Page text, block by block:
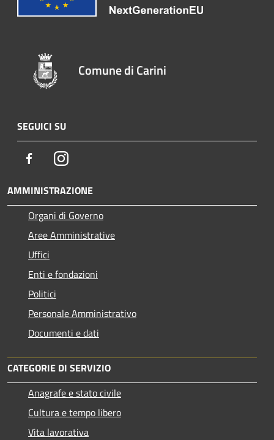
Comune di Carini
SEGUICI SU
FacebookInstagram
AMMINISTRAZIONE
Organi di Governo
Aree Amministrative
Uffici
Enti e fondazioni
Politici
Personale Amministrativo
Documenti e dati
CATEGORIE DI SERVIZIO
Anagrafe e stato civile
Cultura e tempo libero
Vita lavorativa